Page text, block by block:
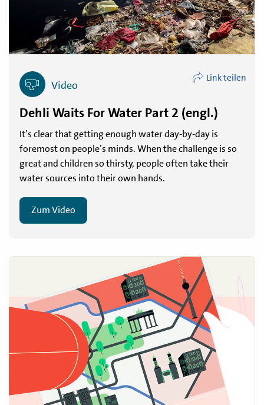
Video
Link teilen
Dehli Waits For Water Part 2 (engl.)
It’s clear that getting enough water day-by-day is
foremost on people’s minds. When the challenge is so
great and children so thirsty, people often take their
water sources into their own hands.
Zum Video